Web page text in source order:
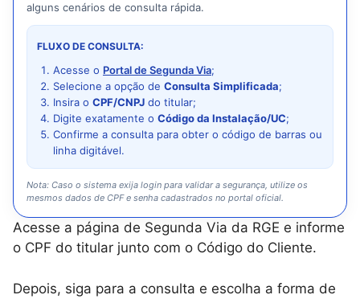
alguns cenários de consulta rápida.
FLUXO DE CONSULTA:
Acesse o Portal de Segunda Via;
Selecione a opção de Consulta Simplificada;
Insira o CPF/CNPJ do titular;
Digite exatamente o Código da Instalação/UC;
Confirme a consulta para obter o código de barras ou
linha digitável.
Nota: Caso o sistema exija login para validar a segurança, utilize os
mesmos dados de CPF e senha cadastrados no portal oficial.
Acesse a página de Segunda Via da RGE e informe
o CPF do titular junto com o Código do Cliente.
Depois, siga para a consulta e escolha a forma de